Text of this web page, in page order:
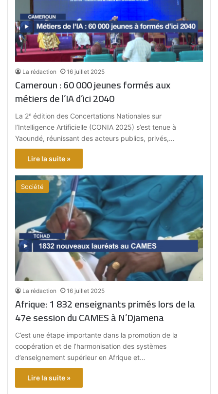
La rédaction 16 juillet 2025
Cameroun : 60 000 jeunes formés aux
métiers de l’IA d’ici 2040
La 2ᵉ édition des Concertations Nationales sur
l’Intelligence Artificielle (CONIA 2025) s’est tenue à
Yaoundé, réunissant des acteurs publics, privés,…
Lire la suite »
Société
La rédaction 16 juillet 2025
Afrique: 1 832 enseignants primés lors de la
47e session du CAMES à N’Djamena
C’est une étape importante dans la promotion de la
coopération et de l’harmonisation des systèmes
d’enseignement supérieur en Afrique et…
Lire la suite »